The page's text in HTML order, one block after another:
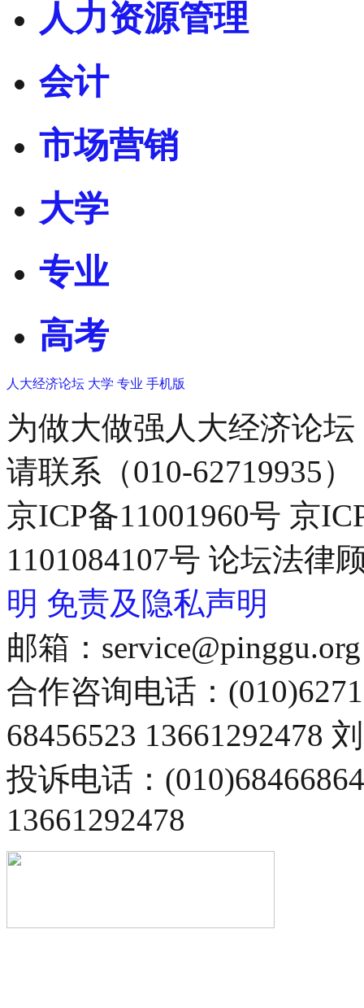
人力资源管理
会计
市场营销
大学
专业
高考
人大经济论坛 大学 专业 手机版
为做大做强人大经济论
请联系（010-62719935）
京ICP备11001960号 京
1101084107号 论坛法律
明 免责及隐私声明
邮箱：service@pinggu.org
合作咨询电话：
68456523 13661292478
投诉电话：
13661292478